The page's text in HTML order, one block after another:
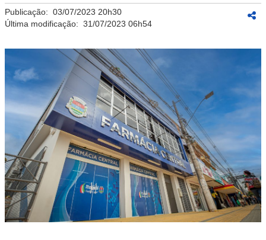
Publicação: 03/07/2023 20h30
Última modificação: 31/07/2023 06h54